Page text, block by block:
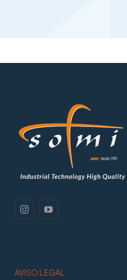
AVISO LEGAL